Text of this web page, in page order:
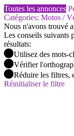
Toutes les annonces
Catégories: Motos /
Nous n'avons trouvé
Les conseils suivants
résultats:
Utilisez des mots-
Vérifier
Réduire les filtres,
Réinitialiser le filtre